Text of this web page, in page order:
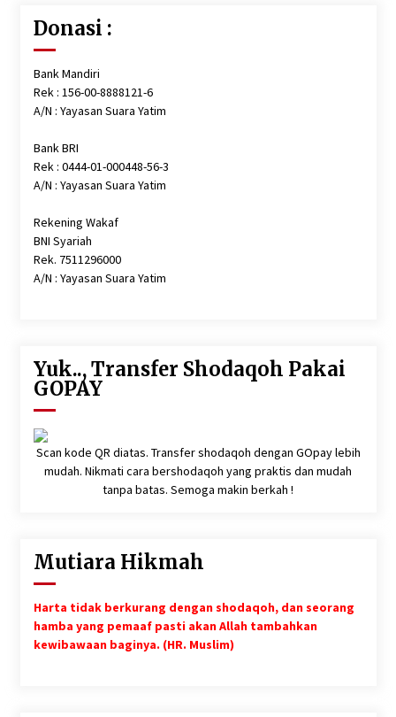
Donasi :
Bank Mandiri
Rek : 156-00-8888121-6
A/N : Yayasan Suara Yatim
Bank BRI
Rek : 0444-01-000448-56-3
A/N : Yayasan Suara Yatim
Rekening Wakaf
BNI Syariah
Rek. 7511296000
A/N : Yayasan Suara Yatim
Yuk.., Transfer Shodaqoh Pakai
GOPAY
Scan kode QR diatas. Transfer shodaqoh dengan GOpay lebih
mudah. Nikmati cara bershodaqoh yang praktis dan mudah
tanpa batas. Semoga makin berkah !
Mutiara Hikmah
Harta tidak berkurang dengan shodaqoh, dan seorang
hamba yang pemaaf pasti akan Allah tambahkan
kewibawaan baginya. (HR. Muslim)